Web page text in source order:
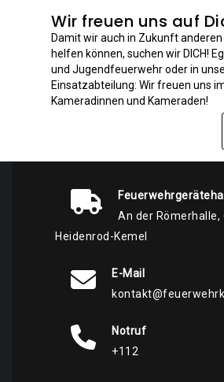
Wir freuen uns auf
Damit wir auch in Zukunft
helfen können, suchen wir DICH!
und Jugendfeuerwehr oder in
Einsatzabteilung: Wir freuen uns
Kameradinnen und Kameraden!
An der Römerhalle,
Heidenrod-Kemel
E-Mail
Notruf
+112